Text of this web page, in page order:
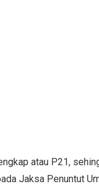
atau P21,
Jaksa Penuntut